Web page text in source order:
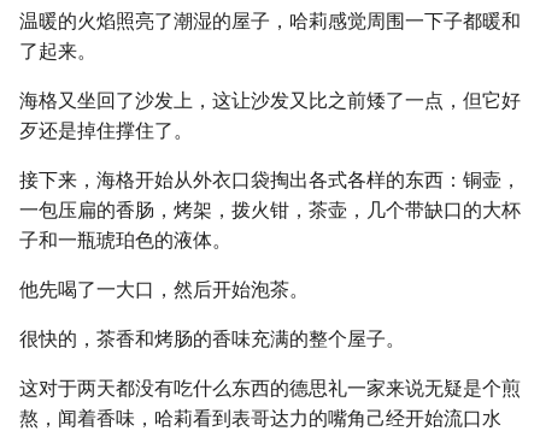
温暖的火焰照亮了潮湿的屋子，哈莉感觉周围一下子都暖和
了起来。
海格又坐回了沙发上，这让沙发又比之前矮了一点，但它好
歹还是掉住撑住了。
接下来，海格开始从外衣口袋掏出各式各样的东西：铜壶，
一包压扁的香肠，烤架，拨火钳，茶壶，几个带缺口的大杯
子和一瓶琥珀色的液体。
他先喝了一大口，然后开始泡茶。
很快的，茶香和烤肠的香味充满的整个屋子。
这对于两天都没有吃什么东西的德思礼一家来说无疑是个煎
熬，闻着香味，哈莉看到表哥达力的嘴角己经开始流口水